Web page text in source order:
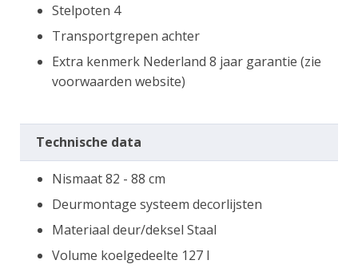
Stelpoten 4
Transportgrepen achter
Extra kenmerk Nederland 8 jaar garantie (zie
voorwaarden website)
Technische data
Nismaat 82 - 88 cm
Deurmontage systeem decorlijsten
Materiaal deur/deksel Staal
Volume koelgedeelte 127 l